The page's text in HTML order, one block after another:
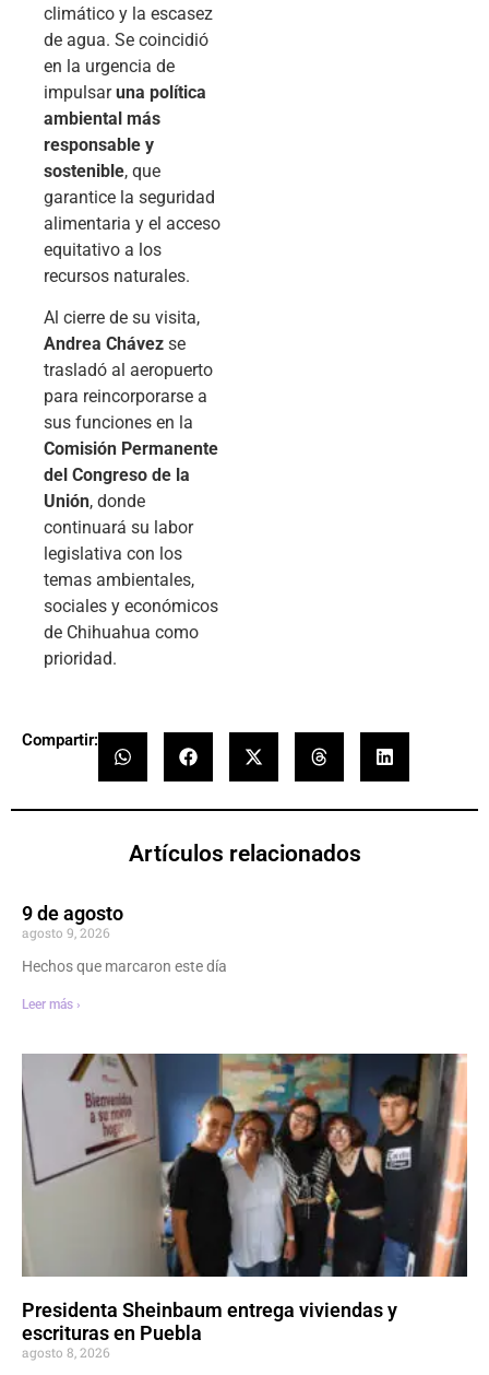
climático y la escasez
de agua. Se coincidió
en la urgencia de
impulsaruna política
ambiental más
responsable y
sostenible, que
garantice la seguridad
alimentaria y el acceso
equitativo a los
recursos naturales.
Al cierre de su visita,
Andrea Chávez se
trasladó al aeropuerto
para reincorporarse a
sus funciones en la
Comisión Permanente
del Congreso de la
Unión, donde
continuará su labor
legislativa con los
temas ambientales,
sociales y económicos
de Chihuahua como
prioridad.
Compartir:
Artículos relacionados
9 de agosto
agosto 9, 2026
Hechos que marcaron este día
Leer más ›
Presidenta Sheinbaum entrega viviendas y
escrituras en Puebla
agosto 8, 2026